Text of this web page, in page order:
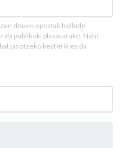
dituen epostak helbide
da publikoki plazaratuko. Nahi
jasotzeko besterik ez da